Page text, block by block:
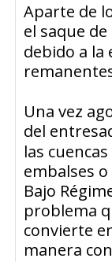
Aparte de
el saque
debido a la
Una vez
del
las
embalses
Bajo
problema
convierte
manera